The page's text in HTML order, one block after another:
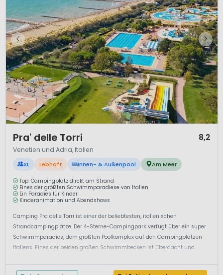
Pra' delle Torri 8,2
Venetien und Adria, Italien
XL Lebhaft Innen- & Außenpool Am Meer
Top-Campingplatz direkt am Strand
Eines der größten Schwimmparadiese von Italien
Ein Paradies für Kinder
Kinderanimation und Abendshows
Camping Pra delle Torri ist einer der beliebtesten, italienischen
Strandcampingplätze. Der 4-Sterne-Campingpark verfügt über ein super
Schwimmparadies, dem größten Poolkomplex auf den Campingplätzen
Italiens. Eines der beiden großen Schwimmbecken ist überdacht und